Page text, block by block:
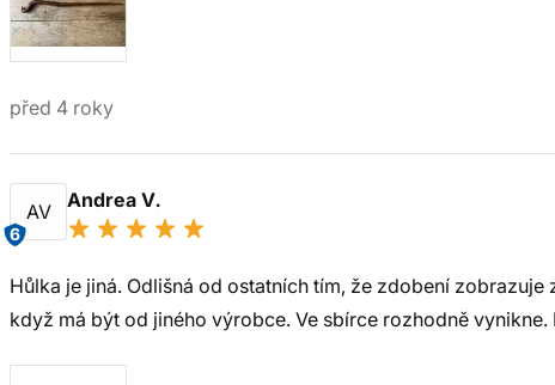
před 4 roky
AV
6
Andrea V.
Hůlka je jiná. Odlišná od ostatních tím, že zdobení zobrazuje
když má být od jiného výrobce. Ve sbírce rozhodně vynikne.